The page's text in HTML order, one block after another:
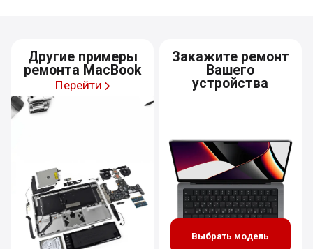
Другие примеры
ремонта MacBook
Перейти
Закажите ремонт
Вашего
устройства
Выбрать модель